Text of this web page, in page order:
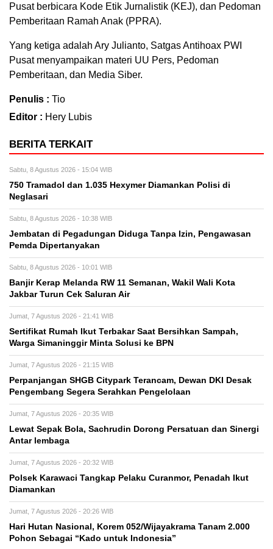
Pusat berbicara Kode Etik Jurnalistik (KEJ), dan Pedoman
Pemberitaan Ramah Anak (PPRA).
Yang ketiga adalah Ary Julianto, Satgas Antihoax PWI
Pusat menyampaikan materi UU Pers, Pedoman
Pemberitaan, dan Media Siber.
Penulis : Tio
Editor : Hery Lubis
BERITA TERKAIT
Sabtu, 8 Agustus 2026 - 15:04 WIB
750 Tramadol dan 1.035 Hexymer Diamankan Polisi di
Neglasari
Sabtu, 8 Agustus 2026 - 10:38 WIB
Jembatan di Pegadungan Diduga Tanpa Izin, Pengawasan
Pemda Dipertanyakan
Sabtu, 8 Agustus 2026 - 10:01 WIB
Banjir Kerap Melanda RW 11 Semanan, Wakil Wali Kota
Jakbar Turun Cek Saluran Air
Jumat, 7 Agustus 2026 - 21:41 WIB
Sertifikat Rumah Ikut Terbakar Saat Bersihkan Sampah,
Warga Simaninggir Minta Solusi ke BPN
Jumat, 7 Agustus 2026 - 21:15 WIB
Perpanjangan SHGB Citypark Terancam, Dewan DKI Desak
Pengembang Segera Serahkan Pengelolaan
Jumat, 7 Agustus 2026 - 20:35 WIB
Lewat Sepak Bola, Sachrudin Dorong Persatuan dan Sinergi
Antar lembaga
Jumat, 7 Agustus 2026 - 20:32 WIB
Polsek Karawaci Tangkap Pelaku Curanmor, Penadah Ikut
Diamankan
Jumat, 7 Agustus 2026 - 20:26 WIB
Hari Hutan Nasional, Korem 052/Wijayakrama Tanam 2.000
Pohon Sebagai “Kado untuk Indonesia”